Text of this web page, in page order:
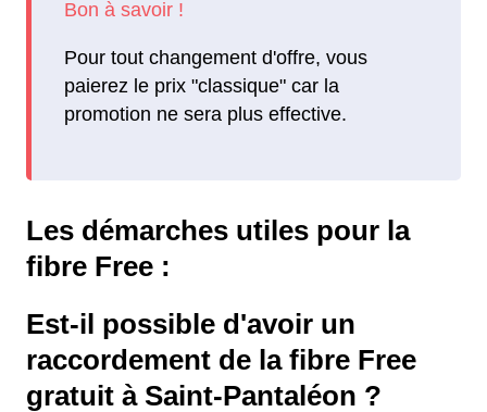
Pour tout changement d'offre, vous
paierez le prix "classique" car la
promotion ne sera plus effective.
Les démarches utiles pour la
fibre Free :
Est-il possible d'avoir un
raccordement de la fibre Free
gratuit à Saint-Pantaléon ?